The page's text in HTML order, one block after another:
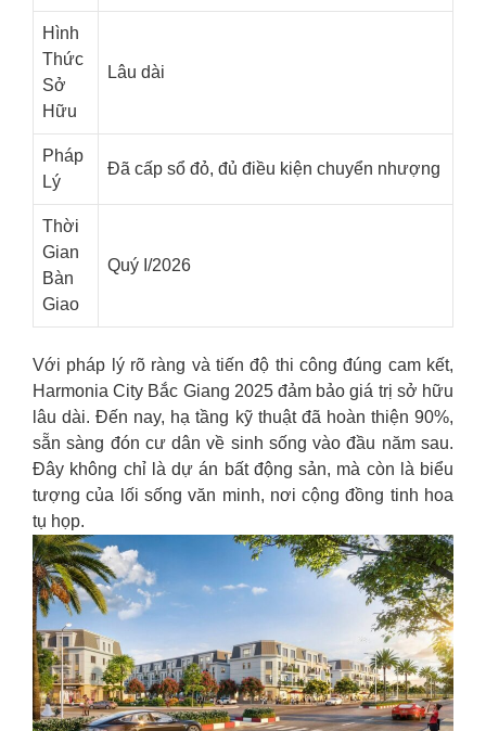
Hình
Thức
Sở
Hữu
Lâu dài
Pháp
Lý
Đã cấp sổ đỏ, đủ điều kiện chuyển nhượng
Thời
Gian
Bàn
Giao
Quý I/2026
Với pháp lý rõ ràng và tiến độ thi công đúng cam kết,
Harmonia City Bắc Giang 2025 đảm bảo giá trị sở hữu
lâu dài. Đến nay, hạ tầng kỹ thuật đã hoàn thiện 90%,
sẵn sàng đón cư dân về sinh sống vào đầu năm sau.
Đây không chỉ là dự án bất động sản, mà còn là biểu
tượng của lối sống văn minh, nơi cộng đồng tinh hoa
tụ họp.